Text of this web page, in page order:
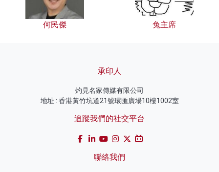
何民傑 兔主席
承印人
灼見名家傳媒有限公司
地址 : 香港黃竹坑道21號環匯廣場10樓1002室
追蹤我們的社交平台
聯絡我們